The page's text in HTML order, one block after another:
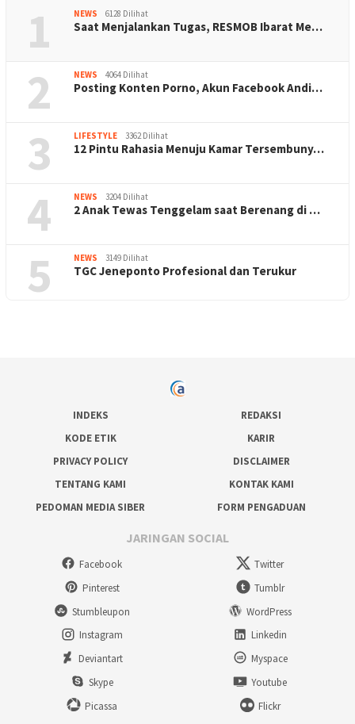
1 NEWS 6128 Dilihat
Saat Menjalankan Tugas, RESMOB Ibarat Me…
2 NEWS 4064 Dilihat
Posting Konten Porno, Akun Facebook Andi…
3 LIFESTYLE 3362 Dilihat
12 Pintu Rahasia Menuju Kamar Tersembuny…
4 NEWS 3204 Dilihat
2 Anak Tewas Tenggelam saat Berenang di …
5 NEWS 3149 Dilihat
TGC Jeneponto Profesional dan Terukur
INDEKS
REDAKSI
KODE ETIK
KARIR
PRIVACY POLICY
DISCLAIMER
TENTANG KAMI
KONTAK KAMI
PEDOMAN MEDIA SIBER
FORM PENGADUAN
JARINGAN SOCIAL
Facebook
Twitter
Pinterest
Tumblr
Stumbleupon
WordPress
Instagram
Linkedin
Deviantart
Myspace
Skype
Youtube
Picassa
Flickr